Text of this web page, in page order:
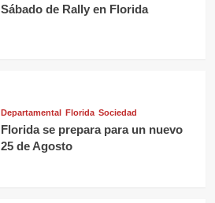
Sábado de Rally en Florida
Departamental Florida Sociedad
Florida se prepara para un nuevo
25 de Agosto